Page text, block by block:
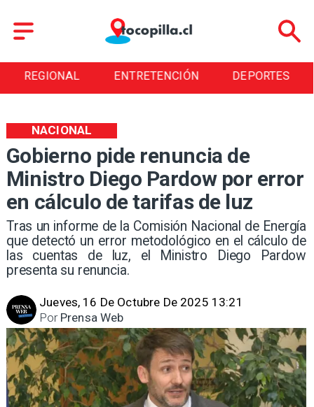
REGIONAL ENTRETENCIÓN DEPORTES
Gobierno pide renuncia de
Ministro Diego Pardow por error
en cálculo de tarifas de luz
Tras un informe de la Comisión Nacional de Energía
que detectó un error metodológico en el cálculo de
las cuentas de luz, el Ministro Diego Pardow
presenta su renuncia.
NACIONAL
Jueves, 16 De Octubre De 2025 13:21
Prensa Web
Por